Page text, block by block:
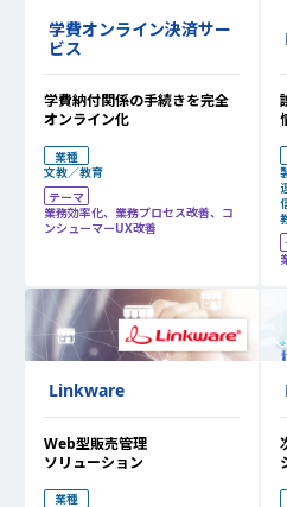
学費オンライン決済サー
ビス
学費納付関係の手続きを完全
オンライン化
業種
文教／教育
テーマ
業務効率化、業務プロセス改善、コ
ンシューマーUX改善
Linkware
Web型販売管理
ソリューション
業種